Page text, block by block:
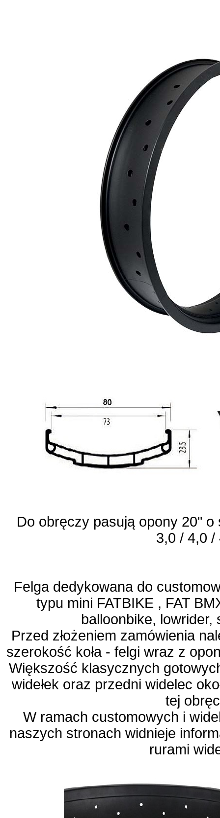
Do obręczy pasują opony 20"
3,0 / 4,0 /
Felga dedykowana do
typu mini FATBIKE , FAT
balloonbike, lowrider,
Przed złożeniem zamówienia
szerokość koła - felgi wraz z
Większość klasycznych
widełek oraz przedni widelec
tej
W ramach customowych i
naszych stronach widnieje
rurami